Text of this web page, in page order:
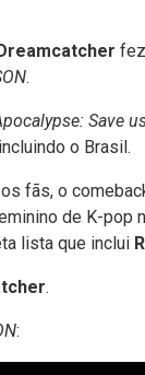
.
Save
o Brasil.
fãs, o
de K-pop
lista que inclui
.
: